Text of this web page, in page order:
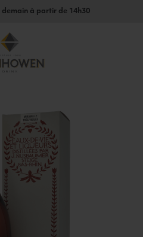
demain à partir de 14h30